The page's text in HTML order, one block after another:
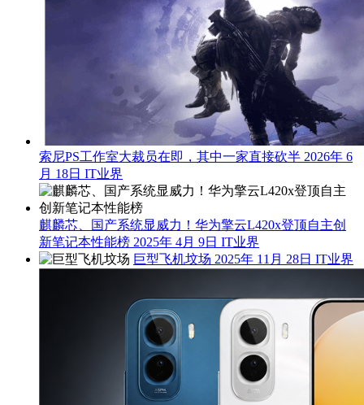
索尼PS工作室大裁员在即，其中一家直接砍半 2026年 6
月 18日 IT业界
麒麟芯、国产系统显威力！华为擎云L420x登顶自主创
新笔记本性能榜 2025年 4月 9日 IT业界
巨型飞机坟场 2025年 11月 28日 IT业界